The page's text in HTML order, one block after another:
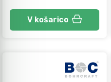
V košarico